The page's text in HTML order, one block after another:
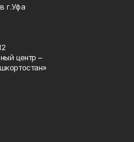
г.Уфа
центр –